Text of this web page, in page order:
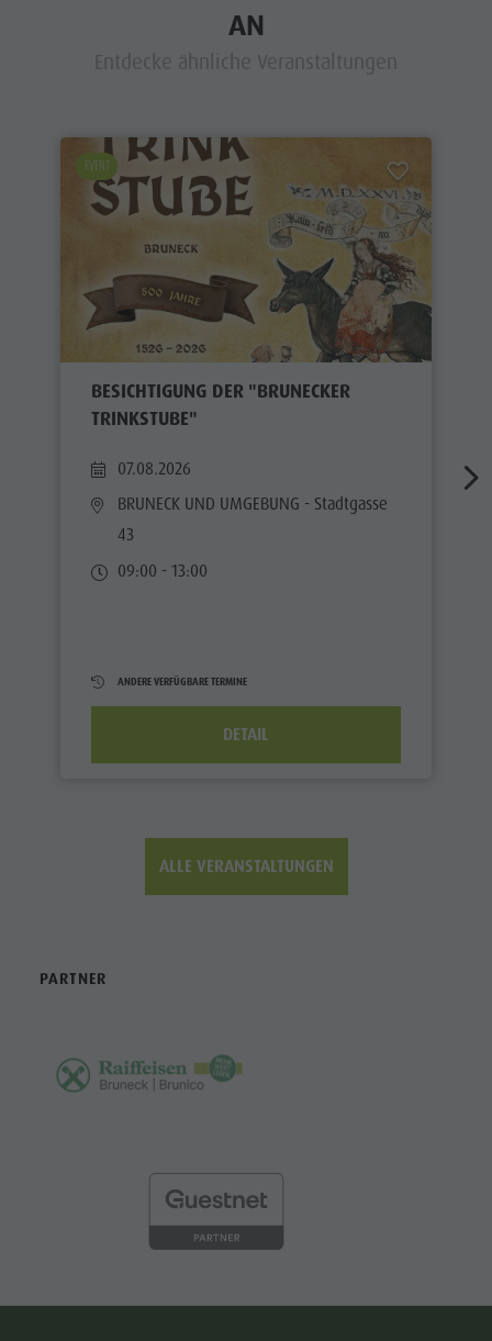
AN
Entdecke ähnliche Veranstaltungen
EVENT
BESICHTIGUNG DER "BRUNECKER
TRINKSTUBE"
07.08.2026
BRUNECK UND UMGEBUNG - Stadtgasse
43
09:00 - 13:00
ANDERE VERFÜGBARE TERMINE
DETAIL
ALLE VERANSTALTUNGEN
PARTNER